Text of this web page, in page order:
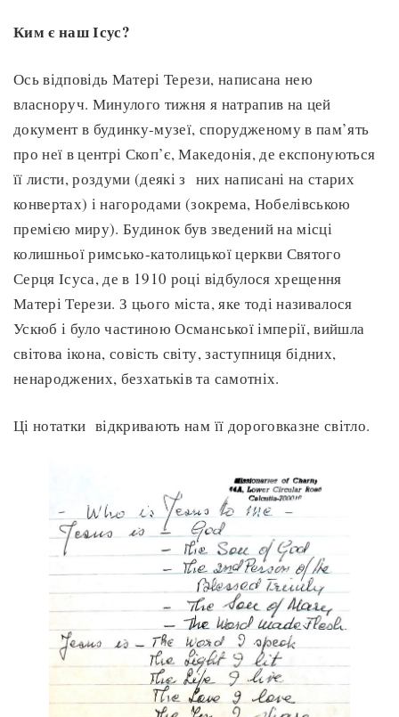
Ким є наш Ісус?
Ось відповідь Матері Терези, написана нею
власноруч. Минулого тижня я натрапив на цей
документ в будинку-музеї, спорудженому в пам’ять
про неї в центрі Скоп’є, Македонія, де експонуються
її листи, роздуми (деякі з них написані на старих
конвертах) і нагородами (зокрема, Нобелівською
премією миру). Будинок був зведений на місці
колишньої римсько-католицької церкви Святого
Серця Ісуса, де в 1910 році відбулося хрещення
Матері Терези. З цього міста, яке тоді називалося
Ускюб і було частиною Османської імперії, вийшла
світова ікона, совість світу, заступниця бідних,
ненароджених, безхатьків та самотніх.
Ці нотатки відкривають нам її дороговказне світло.